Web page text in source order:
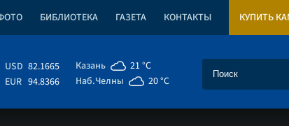
БИБЛИОТЕКА ГАЗЕТА КОНТАКТЫ КУПИТЬ
USD 82.1665
EUR 94.8366
Казань
21 °C
Наб.Челны
20 °C